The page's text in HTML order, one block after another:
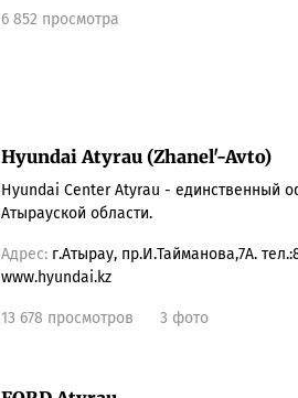
6 852 просмотра
Hyundai Atyrau (Zhanel'-Avto)
Hyundai Center Atyrau - единственный
Атырауской области.
Адрес: г.Атырау, пр.И.Тайманова,7А.
www.hyundai.kz
13 678 просмотров 3 фото